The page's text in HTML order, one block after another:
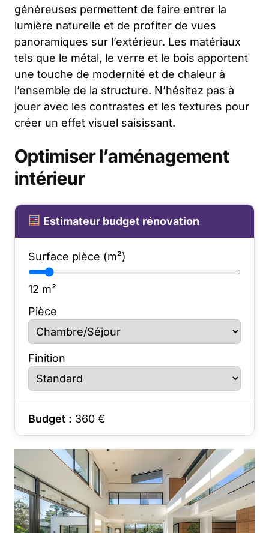
généreuses permettent de faire entrer la
lumière naturelle et de profiter de vues
panoramiques sur l’extérieur. Les matériaux
tels que le métal, le verre et le bois apportent
une touche de modernité et de chaleur à
l’ensemble de la structure. N’hésitez pas à
jouer avec les contrastes et les textures pour
créer un effet visuel saisissant.
Optimiser l’aménagement
intérieur
Estimateur budget rénovation
Surface pièce (m²)
12 m²
Pièce
Finition
Budget : 360 €